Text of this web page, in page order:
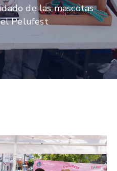
de las mascotas
Pelufest